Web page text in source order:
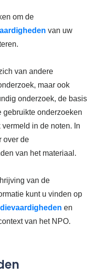
om de
van uw
van andere
maar ook
onderzoek, de basis
gebruikte onderzoeken
in de noten. In
over de
van het materiaal.
van de
kunt u vinden op
en
van het NPO.